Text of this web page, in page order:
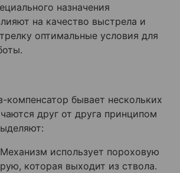
назначения
на качество выстрела и
оптимальные условия для
компенсатор бывает нескольких
друг от друга принципом
использует пороховую
которая выходит из ствола.